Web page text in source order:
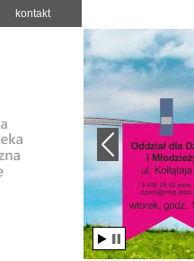
kontakt